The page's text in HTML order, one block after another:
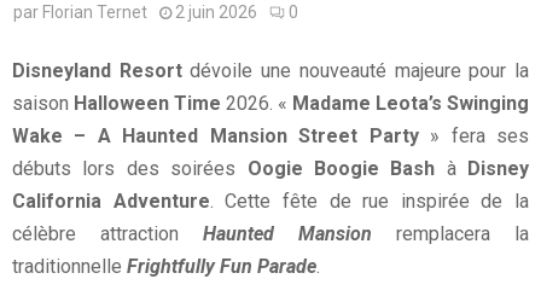
par Florian Ternet 2 juin 2026 0
Disneyland Resortdévoile une nouveauté majeure pour la
saison Halloween Time 2026. « Madame Leota’s Swinging
Wake – A Haunted Mansion Street Party» fera ses
débuts lors des soirées Oogie Boogie Bash à Disney
California Adventure . Cette fête de rue inspirée de la
célèbre attraction Haunted Mansion
remplacera la
traditionnelle Frightfully Fun Parade